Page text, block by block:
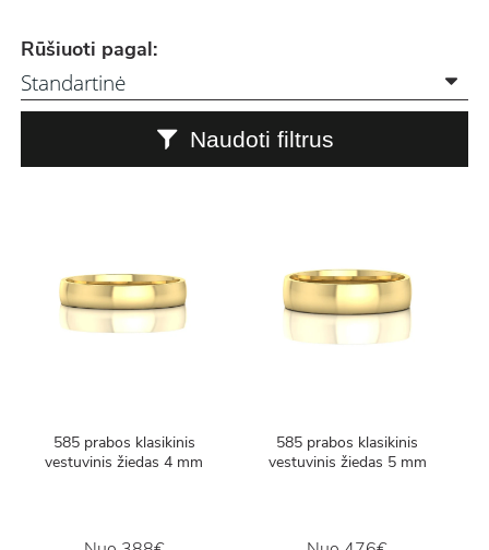
Rūšiuoti pagal:
Naudoti filtrus
585 prabos klasikinis
vestuvinis žiedas 4 mm
585 prabos klasikinis
vestuvinis žiedas 5 mm